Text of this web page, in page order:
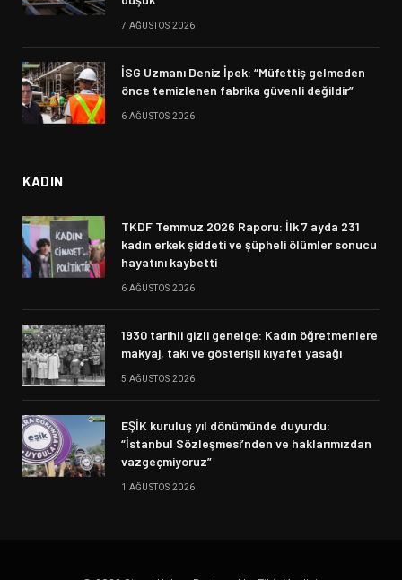
7 AĞUSTOS 2026
İSG Uzmanı Deniz İpek: “Müfettiş gelmeden
önce temizlenen fabrika güvenli değildir”
6 AĞUSTOS 2026
KADIN
TKDF Temmuz 2026 Raporu: İlk 7 ayda 231
kadın erkek şiddeti ve şüpheli ölümler sonucu
hayatını kaybetti
6 AĞUSTOS 2026
1930 tarihli gizli genelge: Kadın öğretmenlere
makyaj, takı ve gösterişli kıyafet yasağı
5 AĞUSTOS 2026
EŞİK kuruluş yıl dönümünde duyurdu:
“İstanbul Sözleşmesi’nden ve haklarımızdan
vazgeçmiyoruz”
1 AĞUSTOS 2026